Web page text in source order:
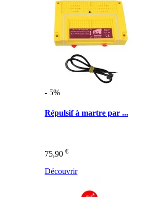
- 5%
Répulsif à martre par ...
75,90 €
Découvrir